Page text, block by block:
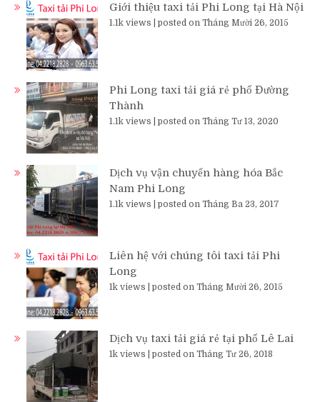
Giới thiệu taxi tải Phi Long tại Hà Nội
1.1k views posted on Tháng Mười 26, 2015
Phi Long taxi tải giá rẻ phố Đường
Thành
1.1k views posted on Tháng Tư 13, 2020
Dịch vụ vận chuyển hàng hóa Bắc
Nam Phi Long
1.1k views posted on Tháng Ba 23, 2017
Liên hệ với chúng tôi taxi tải Phi
Long
1k views posted on Tháng Mười 26, 2015
Dịch vụ taxi tải giá rẻ tại phố Lê Lai
1k views posted on Tháng Tư 26, 2018